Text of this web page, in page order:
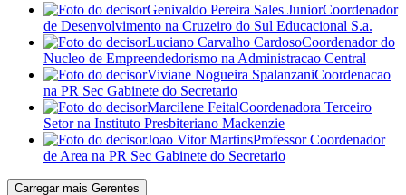
Genivaldo Pereira Sales JuniorCoordenador
de Desenvolvimento na Cruzeiro do Sul Educacional S.a.
Luciano Carvalho CardosoCoordenador do
Nucleo de Empreendedorismo na Administracao Central
Viviane Nogueira SpalanzaniCoordenacao
na PR Sec Gabinete do Secretario
Marcilene FeitalCoordenadora Terceiro
Setorna Instituto Presbiteriano Mackenzie
Joao Vitor MartinsProfessor Coordenador
de Area na PR Sec Gabinete do Secretario
Carregar mais Gerentes